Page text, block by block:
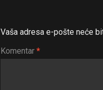
Vaša adresa e-pošte neće
Komentar *